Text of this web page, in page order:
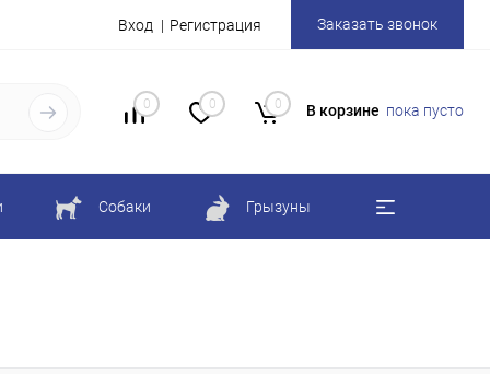
Вход Регистрация Заказать звонок
0 0 0 В корзине пока пусто
Собаки Грызуны